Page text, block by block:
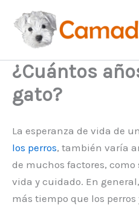
contenido
¿Cuántos
gato?
La esperanza de vida de
los perros, también varía
de muchos factores,
vida y cuidado. En
más tiempo que los